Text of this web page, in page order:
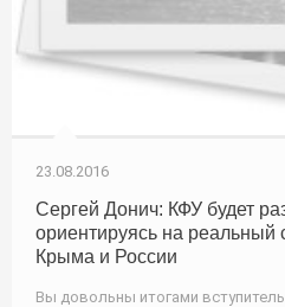
23.08.2016
Сергей Донич: КФУ будет
ориентируясь на реальный
Крыма и России
Вы довольны итогами